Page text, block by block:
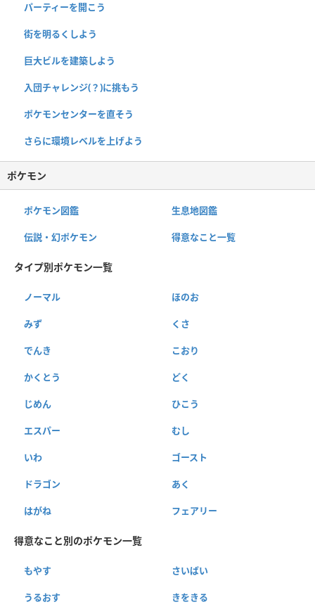
パーティーを開こう
街を明るくしよう
巨大ビルを建築しよう
入団チャレンジ(？)に挑もう
ポケモンセンターを直そう
さらに環境レベルを上げよう
ポケモン
ポケモン図鑑 生息地図鑑
伝説・幻ポケモン 得意なこと一覧
タイプ別ポケモン一覧
ノーマル ほのお
みず くさ
でんき こおり
かくとう どく
じめん ひこう
エスパー むし
いわ ゴースト
ドラゴン あく
はがね フェアリー
得意なこと別のポケモン一覧
もやす さいばい
うるおす きをきる